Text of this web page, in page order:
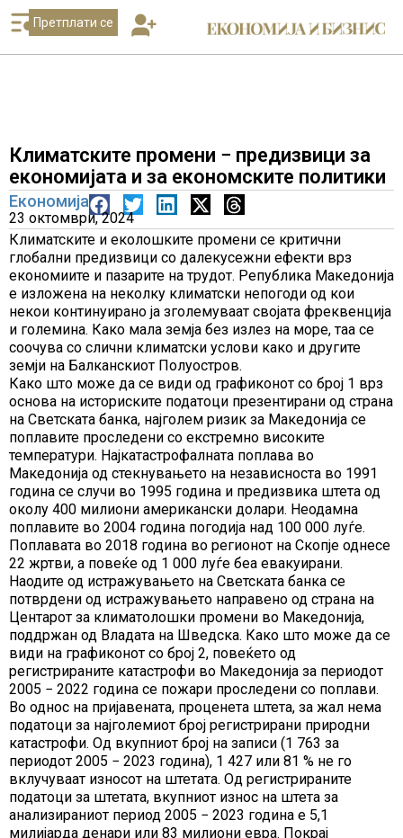
Претплати се
Климатските промени − предизвици за
економијата и за економските политики
Економија
23 октомври, 2024
Климатските и еколошките промени се критични
глобални предизвици со далекусежни ефекти врз
економиите и пазарите на трудот. Република Македонија
е изложена на неколку климатски непогоди од кои
некои континуирано ја зголемуваат својата фреквенција
и големина. Како мала земја без излез на море, таа се
соочува со слични климатски услови како и другите
земји на Балканскиот Полуостров.
Како што може да се види од графиконот со број 1 врз
основа на историските податоци презентирани од страна
на Светската банка, најголем ризик за Македонија се
поплавите проследени со екстремно високите
температури. Најкатастрофалната поплава во
Македонија од стекнувањето на независноста во 1991
година се случи во 1995 година и предизвика штета од
околу 400 милиони американски долари. Неодамна
поплавите во 2004 година погодија над 100 000 луѓе.
Поплавата во 2018 година во регионот на Скопје однесе
22 жртви, а повеќе од 1 000 луѓе беа евакуирани.
Наодите од истражувањето на Светската банка се
потврдени од истражувањето направено од страна на
Центарот за климатолошки промени во Македонија,
поддржан од Владата на Шведска. Како што може да се
види на графиконот со број 2, повеќето од
регистрираните катастрофи во Македонија за периодот
2005 − 2022 година се пожари проследени со поплави.
Во однос на пријавената, проценета штета, за жал нема
податоци за најголемиот број регистрирани природни
катастрофи. Од вкупниот број на записи (1 763 за
периодот 2005 − 2023 година), 1 427 или 81 % не го
вклучуваат износот на штетата. Од регистрираните
податоци за штетата, вкупниот износ на штета за
анализираниот период 2005 − 2023 година е 5,1
милијарда денари или 83 милиони евра. Покрај